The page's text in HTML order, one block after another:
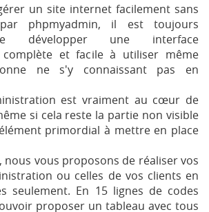
un site internet facilement sans
phpmyadmin, il est toujours
développer une interface
complète et facile à utiliser même
ne s'y connaissant pas en
est vraiment au cœur de
si cela reste la partie non visible
primordial à mettre en place
nous vous proposons de réaliser vos
ou celles de vos clients en
seulement. En 15 lignes de codes
proposer un tableau avec tous